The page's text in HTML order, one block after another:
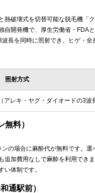
破壊式を切替可能な脱毛機「ク
自開発機で、厚生労働省・FDA
長を同時に照射でき、ヒゲ・全
照射方式
レキ・ヤグ・ダイオードの3波
料）
の場合に麻酔代が無料です。選
追加費用なしで麻酔を利用でき
体制です。
通駅前）